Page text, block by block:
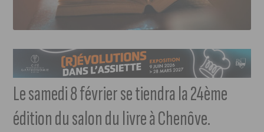
Le samedi 8 février se tiendra la 24ème
édition du salon du livre à Chenôve.